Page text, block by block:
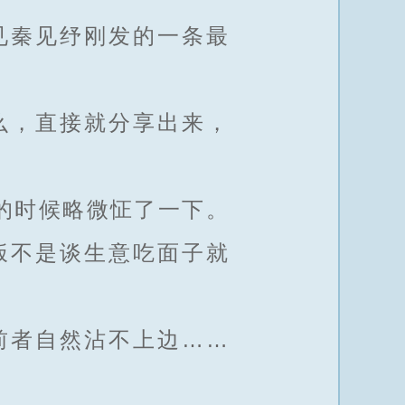
见纾刚发的一条最
直接就分享出来，
候略微怔了一下。
是谈生意吃面子就
者自然沾不上边……